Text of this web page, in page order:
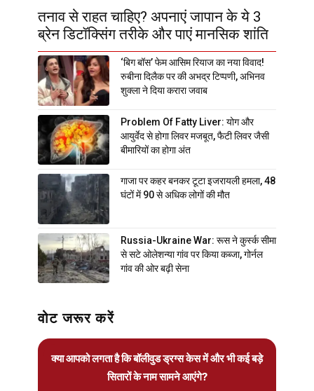
तनाव से राहत चाहिए? अपनाएं जापान के ये 3
ब्रेन डिटॉक्सिंग तरीके और पाएं मानसिक शांति
‘बिग बॉस’ फेम आसिम रियाज का नया विवाद!
रुबीना दिलैक पर की अभद्र टिप्पणी, अभिनव
शुक्ला ने दिया करारा जवाब
Problem Of Fatty Liver: योग और
आयुर्वेद से होगा लिवर मजबूत, फैटी लिवर जैसी
बीमारियों का होगा अंत
गाजा पर कहर बनकर टूटा इजरायली हमला, 48
घंटों में 90 से अधिक लोगों की मौत
Russia-Ukraine War: रूस ने कुर्स्क सीमा
से सटे ओलेशन्या गांव पर किया कब्जा, गोर्नल
गांव की ओर बढ़ी सेना
वोट जरूर करें
क्या आपको लगता है कि बॉलीवुड ड्रग्स केस में और भी कई बड़े
सितारों के नाम सामने आएंगे?